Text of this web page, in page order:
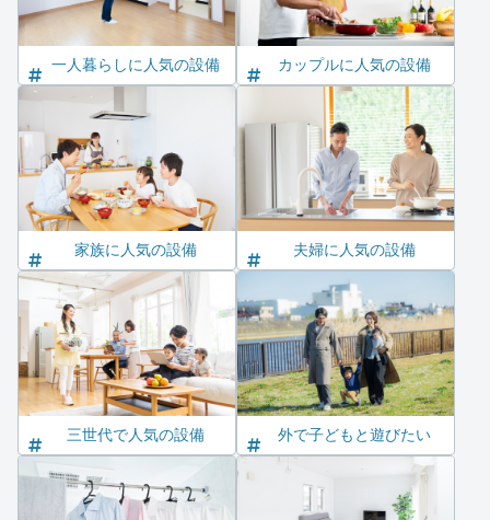
一人暮らしに人気の設備 カップルに人気の設備
家族に人気の設備 夫婦に人気の設備
三世代で人気の設備 外で子どもと遊びたい